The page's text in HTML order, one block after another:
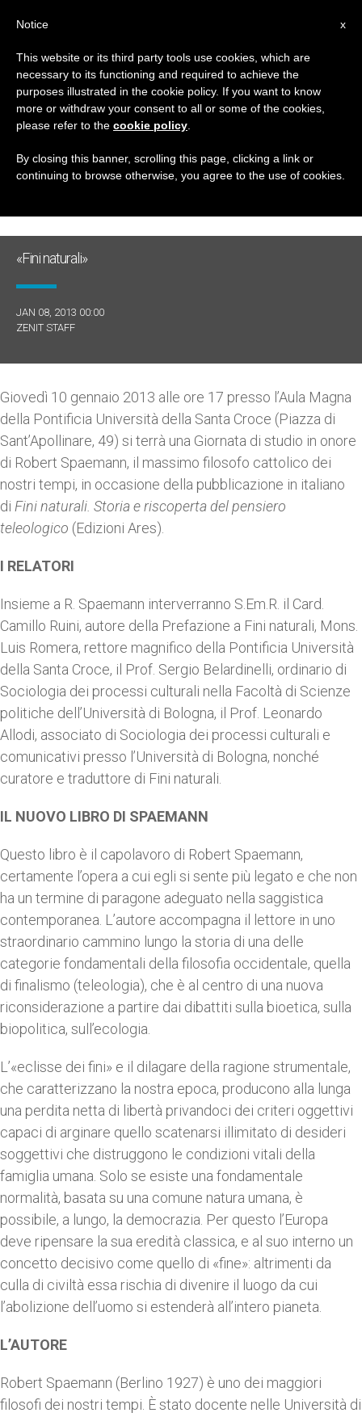
GIORNO
Gennaio 8th, 2013
ULTIME NOTIZIE
«Fini naturali»
JAN 08, 2013 00:00
ZENIT STAFF
Giovedì 10 gennaio 2013 alle ore 17 presso l’Aula Magna
della Pontificia Università della Santa Croce (Piazza di
Sant’Apollinare, 49) si terrà una Giornata di studio in onore
di Robert Spaemann, il massimo filosofo cattolico dei
nostri tempi, in occasione della pubblicazione in italiano
di Fini naturali. Storia e riscoperta del pensiero
teleologico (Edizioni Ares).
I RELATORI
Insieme a R. Spaemann interverranno S.Em.R. il Card.
Camillo Ruini, autore della Prefazione a Fini naturali, Mons.
Luis Romera, rettore magnifico della Pontificia Università
della Santa Croce, il Prof. Sergio Belardinelli, ordinario di
Sociologia dei processi culturali nella Facoltà di Scienze
politiche dell’Università di Bologna, il Prof. Leonardo
Allodi, associato di Sociologia dei processi culturali e
comunicativi presso l’Università di Bologna, nonché
curatore e traduttore di Fini naturali.
IL NUOVO LIBRO DI SPAEMANN
Questo libro è il capolavoro di Robert Spaemann,
certamente l’opera a cui egli si sente più legato e che non
ha un termine di paragone adeguato nella saggistica
contemporanea. L’autore accompagna il lettore in uno
straordinario cammino lungo la storia di una delle
categorie fondamentali della filosofia occidentale, quella
di finalismo (teleologia), che è al centro di una nuova
riconsiderazione a partire dai dibattiti sulla bioetica, sulla
biopolitica, sull’ecologia.
L’«eclisse dei fini» e il dilagare della ragione strumentale,
che caratterizzano la nostra epoca, producono alla lunga
una perdita netta di libertà privandoci dei criteri oggettivi
capaci di arginare quello scatenarsi illimitato di desideri
soggettivi che distruggono le condizioni vitali della
famiglia umana. Solo se esiste una fondamentale
normalità, basata su una comune natura umana, è
possibile, a lungo, la democrazia. Per questo l’Europa
deve ripensare la sua eredità classica, e al suo interno un
concetto decisivo come quello di «fine»: altrimenti da
culla di civiltà essa rischia di divenire il luogo da cui
l’abolizione dell’uomo si estenderà all’intero pianeta.
L’AUTORE
Robert Spaemann (Berlino 1927) è uno dei maggiori
filosofi dei nostri tempi. È stato docente nelle Università di
x
Notice
This website or its third party tools use cookies, which are
necessary to its functioning and required to achieve the
purposes illustrated in the cookie policy. If you want to know
more or withdraw your consent to all or some of the cookies,
please refer to the cookie policy
By closing this banner, scrolling this page, clicking a link or
continuing to browse otherwise, you agree to the use of cookies.